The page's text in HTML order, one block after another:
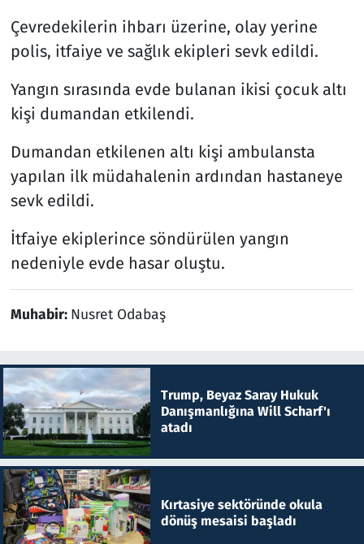
Çevredekilerin ihbarı üzerine, olay yerine
polis, itfaiye ve sağlık ekipleri sevk edildi.
Yangın sırasında evde bulanan ikisi çocuk altı
kişi dumandan etkilendi.
Dumandan etkilenen altı kişi ambulansta
yapılan ilk müdahalenin ardından hastaneye
sevk edildi.
İtfaiye ekiplerince söndürülen yangın
nedeniyle evde hasar oluştu.
Muhabir: Nusret Odabaş
Trump, Beyaz Saray Hukuk
Danışmanlığına Will Scharf'ı
atadı
Kırtasiye sektöründe okula
dönüş mesaisi başladı
Teknoloji ve Bilim